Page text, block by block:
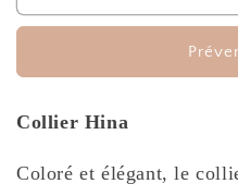
Collier
Collier
Collier Hina
Coloré et élégant, le